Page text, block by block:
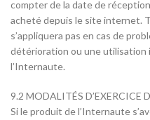
compter de la date de
acheté depuis le site internet.
s’appliquera pas en cas de
détérioration ou une utilisation
l’Internaute.
9.2 MODALITÉS D’EXERCICE
Si le produit de l’Internaute